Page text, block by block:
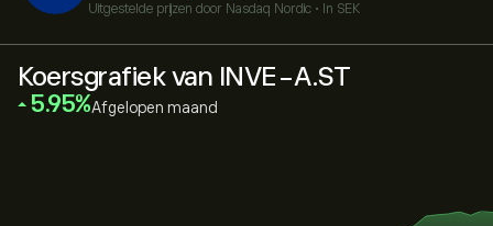
Uitgestelde prijzen door Nasdaq Nordic • In SEK
Koersgrafiek van INVE-A.ST
‎5.95‎ Afgelopen maand